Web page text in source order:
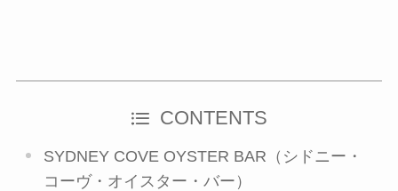
CONTENTS
SYDNEY COVE OYSTER BAR（シドニー・
コーヴ・オイスター・バー）